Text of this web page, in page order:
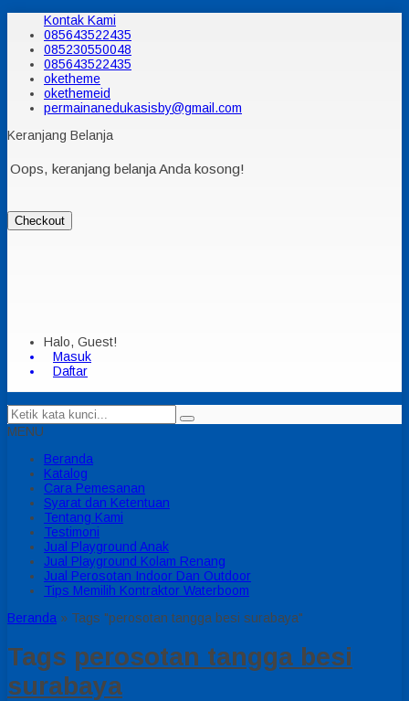
Kontak Kami
085643522435
085230550048
085643522435
oketheme
okethemeid
permainanedukasisby@gmail.com
Keranjang Belanja
Oops, keranjang belanja Anda kosong!
Checkout
Halo, Guest!
Masuk
Daftar
MENU
Beranda
Katalog
Cara Pemesanan
Syarat dan Ketentuan
Tentang Kami
Testimoni
Jual Playground Anak
Jual Playground Kolam Renang
Jual Perosotan Indoor Dan Outdoor
Tips Memilih Kontraktor Waterboom
Beranda » Tags "perosotan tangga besi surabaya"
Tags perosotan tangga besi
surabaya